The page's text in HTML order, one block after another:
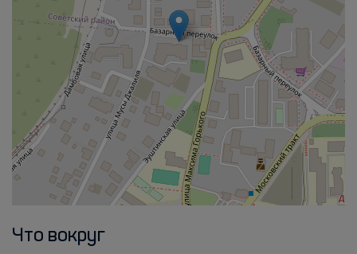
Что вокруг